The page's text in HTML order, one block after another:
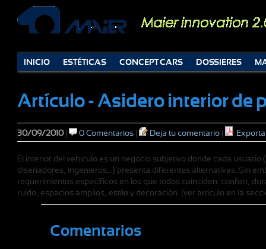
INICIO ESTÉTICAS CONCEPT CARS DOSSIERES
Artículo - Asidero interior de
30/09/2010| 0 Comentarios | Deja tu comentario |
El interior del vehiculo es un negocio subjetivo donde cada
diseñadores, ingenieros,..) presenta diferentes alternativas. Sin
requerimientos específicos en los que todos coinciden: confort,
ruido, espacios amplios, estilo y decoración. (ver artículo en la
Comentarios